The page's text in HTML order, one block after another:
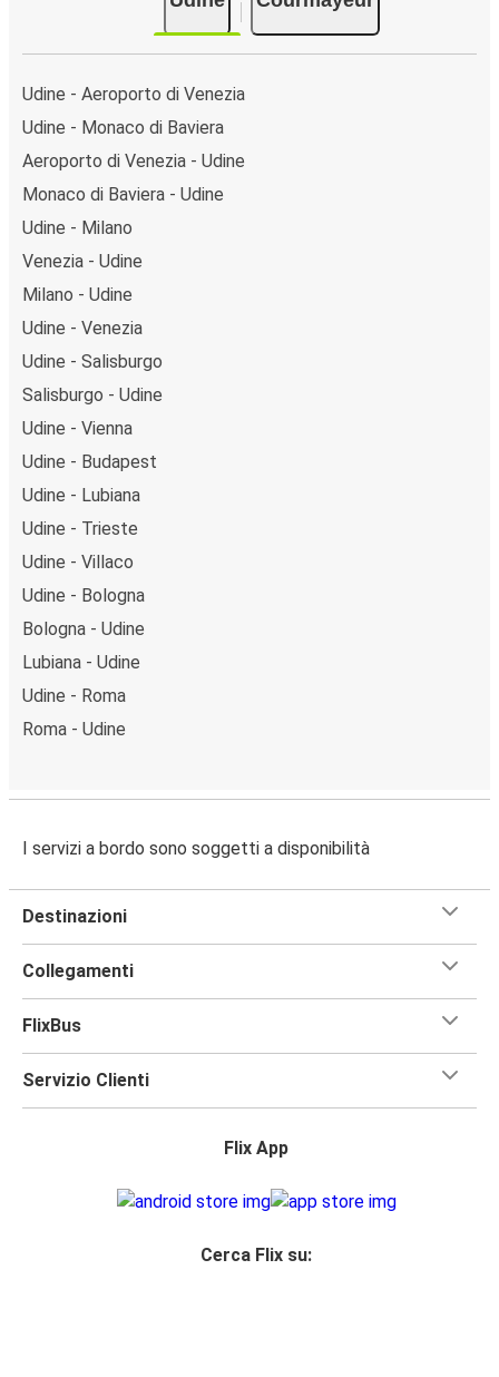
Udine - Aeroporto di Venezia
Udine - Monaco di Baviera
Aeroporto di Venezia - Udine
Monaco di Baviera - Udine
Udine - Milano
Venezia - Udine
Milano - Udine
Udine - Venezia
Udine - Salisburgo
Salisburgo - Udine
Udine - Vienna
Udine - Budapest
Udine - Lubiana
Udine - Trieste
Udine - Villaco
Udine - Bologna
Bologna - Udine
Lubiana - Udine
Udine - Roma
Roma - Udine
I servizi a bordo sono soggetti a disponibilità
Destinazioni
Collegamenti
FlixBus
Servizio Clienti
Flix App
Cerca Flix su: